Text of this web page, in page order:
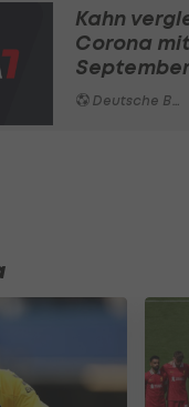
Kahn
Corona mit
September
Deutsche Bundesliga